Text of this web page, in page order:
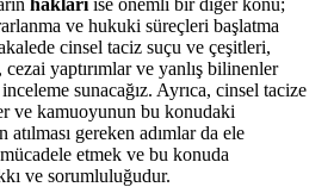
ve hukuki süreçleri başlatma
cinsel taciz suçu ve çeşitleri,
yaptırımlar ve yanlış bilinenler
sunacağız. Ayrıca, cinsel tacize
ve kamuoyunun bu konudaki
atılması gereken adımlar da ele
etmek ve bu konuda
ve sorumluluğudur.